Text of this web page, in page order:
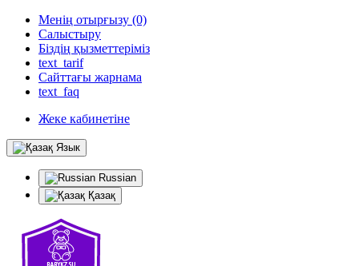
Менің отырғызу (0)
Салыстыру
Біздің қызметтеріміз
text_tarif
Сайттағы жарнама
text_faq
Жеке кабинетіне
Язык
Russian
Қазақ